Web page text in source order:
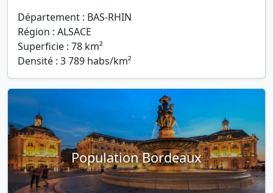
Département : BAS-RHIN
Région : ALSACE
Superficie : 78 km²
Densité : 3 789 habs/km²
Population Bordeaux